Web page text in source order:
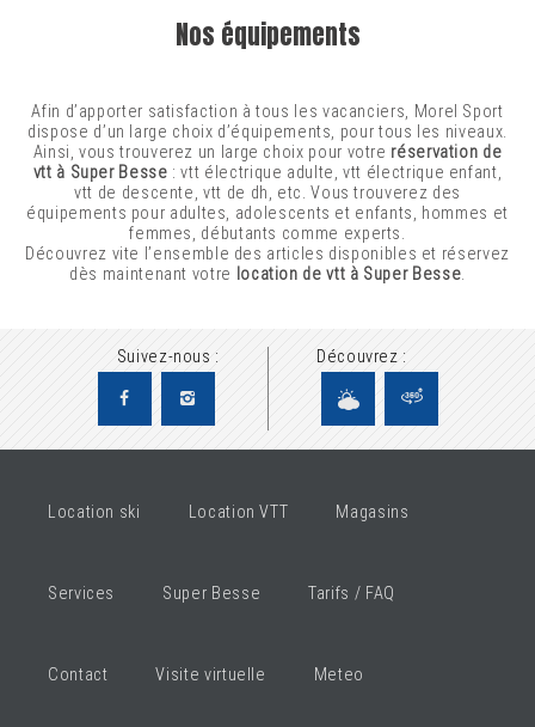
Nos équipements
Afin d’apporter satisfaction à tous les vacanciers, Morel Sport
dispose d’un large choix d’équipements, pour tous les niveaux.
Ainsi, vous trouverez un large choix pour votre réservation de
vtt à Super Besse : vtt électrique adulte, vtt électrique enfant,
vtt de descente, vtt de dh, etc. Vous trouverez des
équipements pour adultes, adolescents et enfants, hommes et
femmes, débutants comme experts.
Découvrez vite l’ensemble des articles disponibles et réservez
dès maintenant votre location de vtt à Super Besse.
Suivez-nous : Découvrez :
Location ski Location VTT Magasins
Services Super Besse Tarifs / FAQ
Contact Visite virtuelle Meteo